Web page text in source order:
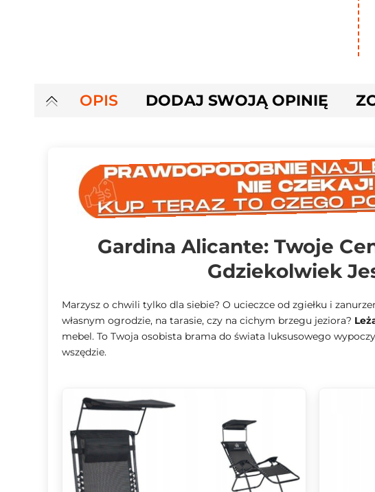
OPIS DODAJ SWOJĄ OPINIĘ
Gardina Alicante: Twoje
Gdziekolwiek
Marzysz o chwili tylko dla siebie? O ucieczce od zgiełku i
własnym ogrodzie, na tarasie, czy na cichym brzegu jeziora?
mebel. To Twoja osobista brama do świata luksusowego
wszędzie.